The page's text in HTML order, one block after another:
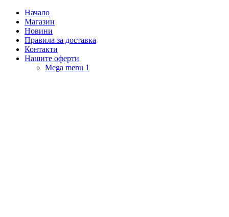
Начало
Магазин
Новини
Правила за доставка
Контакти
Нашите оферти
Mega menu 1